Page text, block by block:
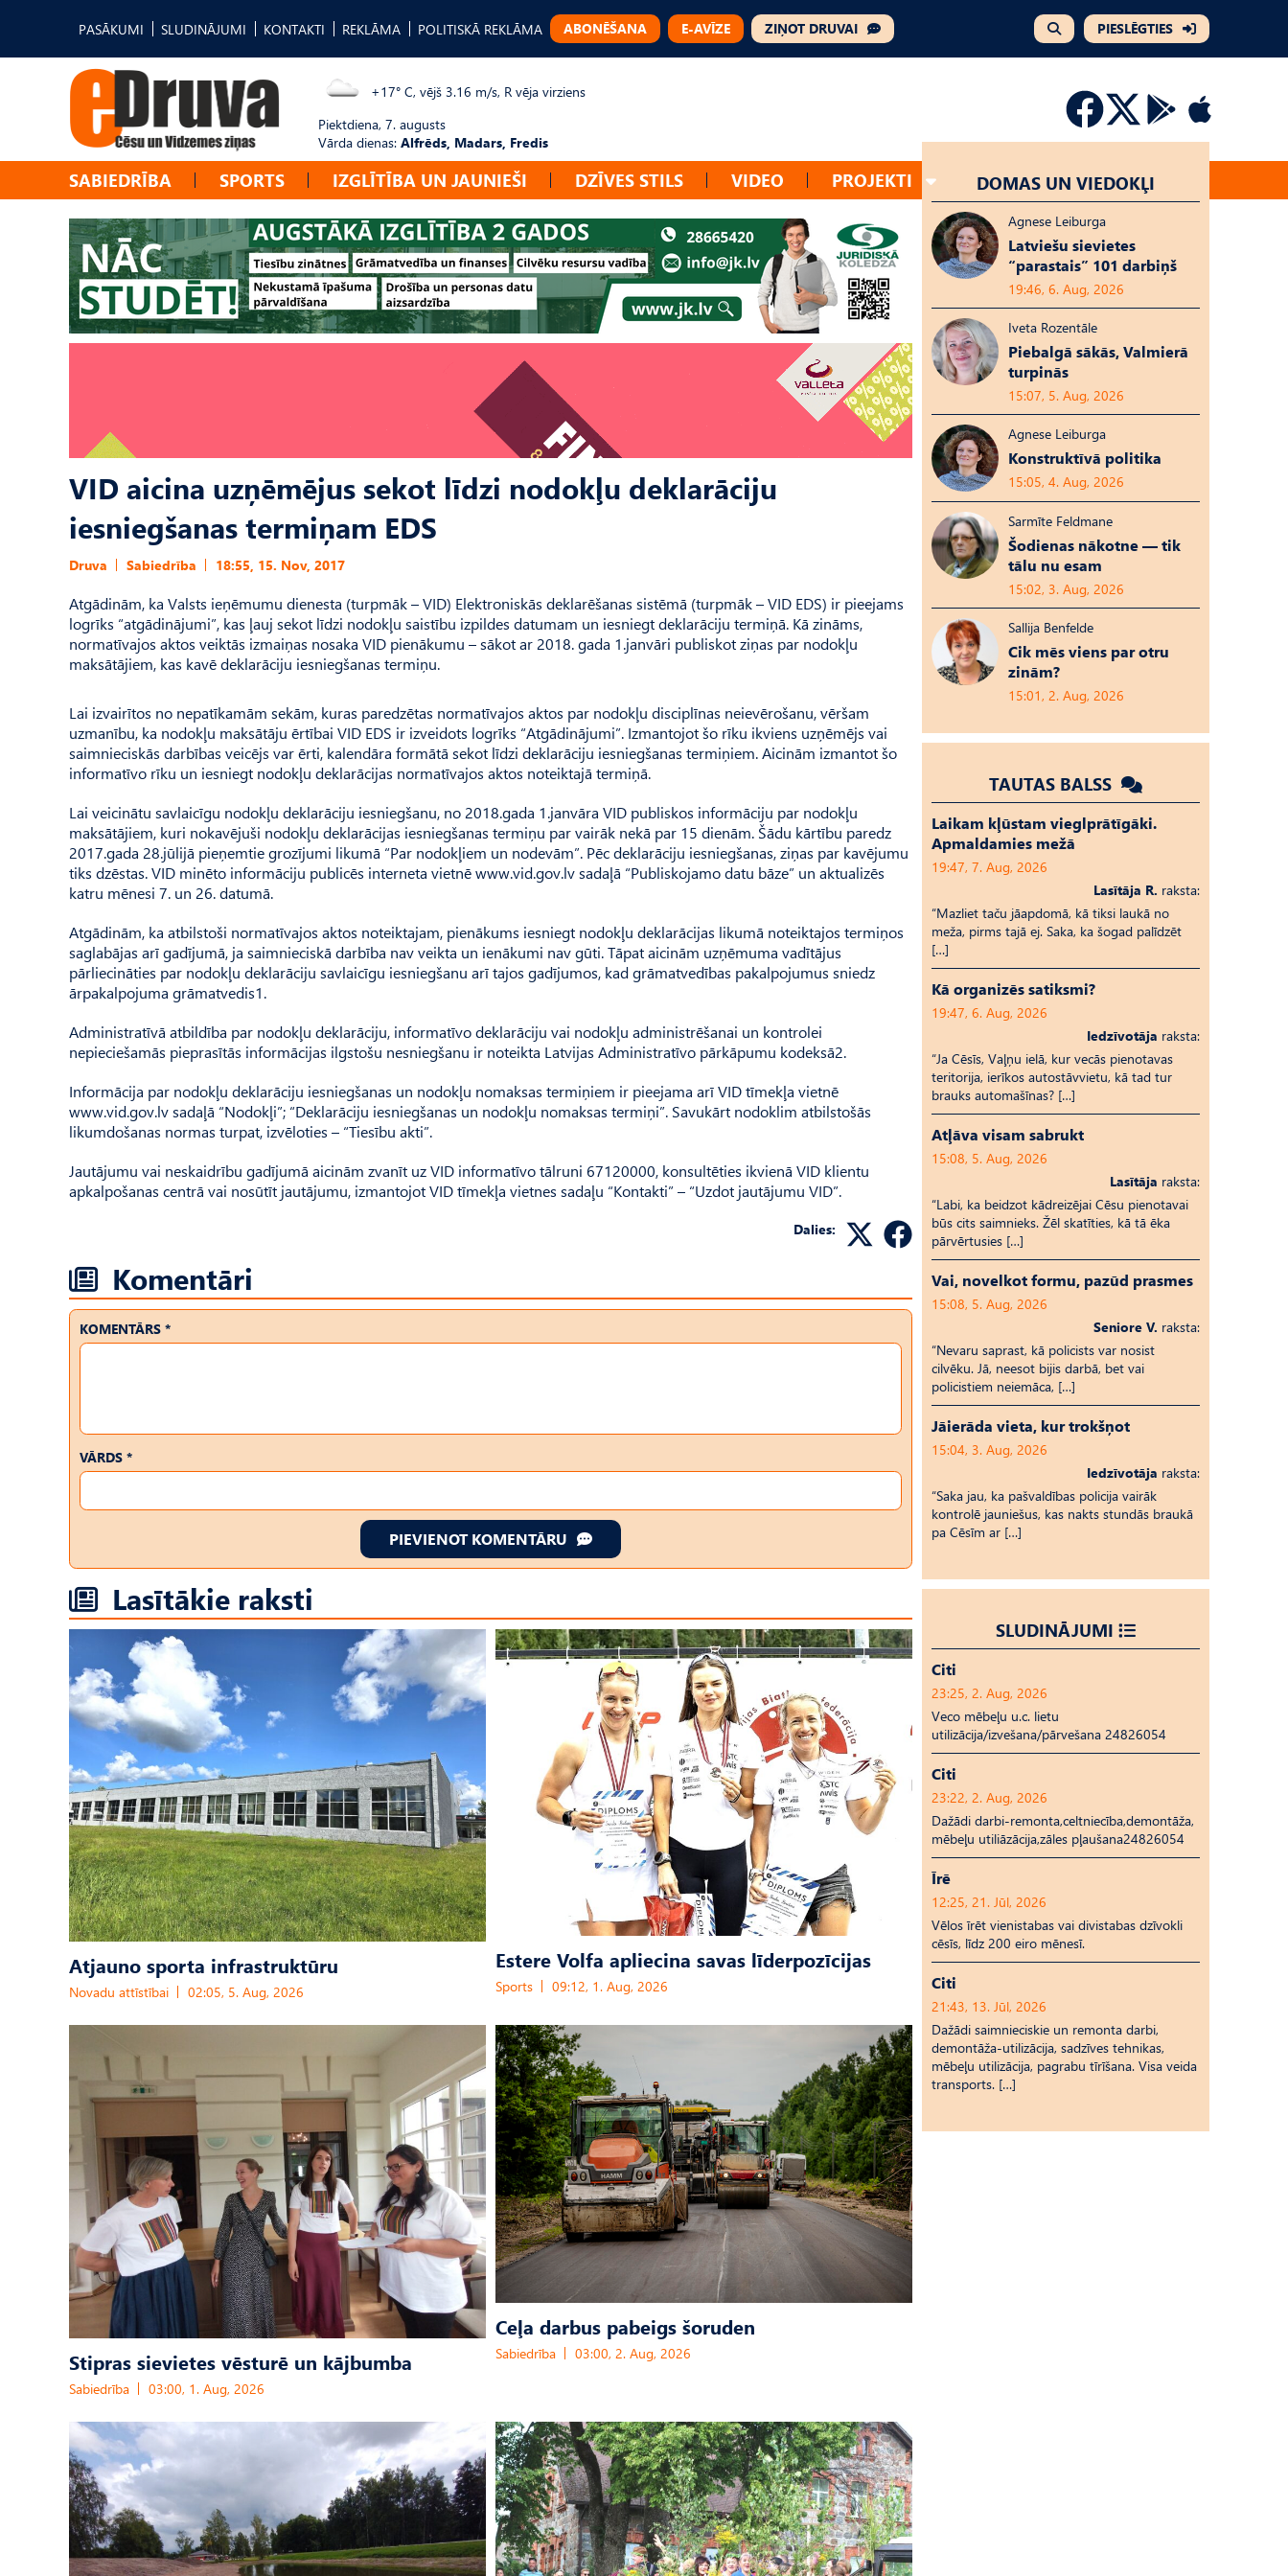
PASĀKUMI SLUDINĀJUMI KONTAKTI REKLĀMA POLITISKĀ REKLĀMA ABONĒŠANA E-AVĪZE ZIŅOT DRUVAI PIESLĒGTIES
+17° C, vējš 3.16 m/s, R vēja virziens
Piektdiena, 7. augusts
Vārda dienas: Alfrēds, Madars, Fredis
SABIEDRĪBA SPORTS IZGLĪTĪBA UN JAUNIEŠI DZĪVES STILS VIDEO PROJEKTI
VID aicina uzņēmējus sekot līdzi nodokļu deklarāciju
iesniegšanas termiņam EDS
Druva Sabiedrība 18:55, 15. Nov, 2017
Atgādinām, ka Valsts ieņēmumu dienesta (turpmāk – VID) Elektroniskās deklarēšanas sistēmā (turpmāk – VID EDS) ir pieejams
logrīks “atgādinājumi”, kas ļauj sekot līdzi nodokļu saistību izpildes datumam un iesniegt deklarāciju termiņā. Kā zināms,
normatīvajos aktos veiktās izmaiņas nosaka VID pienākumu – sākot ar 2018. gada 1.janvāri publiskot ziņas par nodokļu
maksātājiem, kas kavē deklarāciju iesniegšanas termiņu.
Lai izvairītos no nepatīkamām sekām, kuras paredzētas normatīvajos aktos par nodokļu disciplīnas neievērošanu, vēršam
uzmanību, ka nodokļu maksātāju ērtībai VID EDS ir izveidots logrīks “Atgādinājumi”. Izmantojot šo rīku ikviens uzņēmējs vai
saimnieciskās darbības veicējs var ērti, kalendāra formātā sekot līdzi deklarāciju iesniegšanas termiņiem. Aicinām izmantot šo
informatīvo rīku un iesniegt nodokļu deklarācijas normatīvajos aktos noteiktajā termiņā.
Lai veicinātu savlaicīgu nodokļu deklarāciju iesniegšanu, no 2018.gada 1.janvāra VID publiskos informāciju par nodokļu
maksātājiem, kuri nokavējuši nodokļu deklarācijas iesniegšanas termiņu par vairāk nekā par 15 dienām. Šādu kārtību paredz
2017.gada 28.jūlijā pieņemtie grozījumi likumā “Par nodokļiem un nodevām”. Pēc deklarāciju iesniegšanas, ziņas par kavējumu
tiks dzēstas. VID minēto informāciju publicēs interneta vietnē www.vid.gov.lv sadaļā “Publiskojamo datu bāze” un aktualizēs
katru mēnesi 7. un 26. datumā.
Atgādinām, ka atbilstoši normatīvajos aktos noteiktajam, pienākums iesniegt nodokļu deklarācijas likumā noteiktajos termiņos
saglabājas arī gadījumā, ja saimnieciskā darbība nav veikta un ienākumi nav gūti. Tāpat aicinām uzņēmuma vadītājus
pārliecināties par nodokļu deklarāciju savlaicīgu iesniegšanu arī tajos gadījumos, kad grāmatvedības pakalpojumus sniedz
ārpakalpojuma grāmatvedis1.
Administratīvā atbildība par nodokļu deklarāciju, informatīvo deklarāciju vai nodokļu administrēšanai un kontrolei
nepieciešamās pieprasītās informācijas ilgstošu nesniegšanu ir noteikta Latvijas Administratīvo pārkāpumu kodeksā2.
Informācija par nodokļu deklarāciju iesniegšanas un nodokļu nomaksas termiņiem ir pieejama arī VID tīmekļa vietnē
www.vid.gov.lv sadaļā “Nodokļi”; “Deklarāciju iesniegšanas un nodokļu nomaksas termiņi”. Savukārt nodoklim atbilstošās
likumdošanas normas turpat, izvēloties – “Tiesību akti”.
Jautājumu vai neskaidrību gadījumā aicinām zvanīt uz VID informatīvo tālruni 67120000, konsultēties ikvienā VID klientu
apkalpošanas centrā vai nosūtīt jautājumu, izmantojot VID tīmekļa vietnes sadaļu “Kontakti” – “Uzdot jautājumu VID”.
Dalies:
Komentāri
KOMENTĀRS *
VĀRDS *
PIEVIENOT KOMENTĀRU
Lasītākie raksti
Atjauno sporta infrastruktūru
Novadu attīstībai 02:05, 5. Aug, 2026
Estere Volfa apliecina savas līderpozīcijas
Sports 09:12, 1. Aug, 2026
Stipras sievietes vēsturē un kājbumba
Sabiedrība 03:00, 1. Aug, 2026
Ceļa darbus pabeigs šoruden
Sabiedrība 03:00, 2. Aug, 2026
DOMAS UN VIEDOKĻI
Agnese Leiburga
Latviešu sievietes
“parastais” 101 darbiņš
19:46, 6. Aug, 2026
Iveta Rozentāle
Piebalgā sākās, Valmierā
turpinās
15:07, 5. Aug, 2026
Agnese Leiburga
Konstruktīvā politika
15:05, 4. Aug, 2026
Sarmīte Feldmane
Šodienas nākotne — tik
tālu nu esam
15:02, 3. Aug, 2026
Sallija Benfelde
Cik mēs viens par otru
zinām?
15:01, 2. Aug, 2026
TAUTAS BALSS
Laikam kļūstam vieglprātīgāki.
Apmaldamies mežā
19:47, 7. Aug, 2026
Lasītāja R. raksta:
“Mazliet taču jāapdomā, kā tiksi laukā no
meža, pirms tajā ej. Saka, ka šogad palīdzēt
[…]
Kā organizēs satiksmi?
19:47, 6. Aug, 2026
Iedzīvotāja raksta:
“Ja Cēsīs, Vaļņu ielā, kur vecās pienotavas
teritorija, ierīkos autostāvvietu, kā tad tur
brauks automašīnas? […]
Atļāva visam sabrukt
15:08, 5. Aug, 2026
Lasītāja raksta:
“Labi, ka beidzot kādreizējai Cēsu pienotavai
būs cits saimnieks. Žēl skatīties, kā tā ēka
pārvērtusies […]
Vai, novelkot formu, pazūd prasmes
15:08, 5. Aug, 2026
Seniore V. raksta:
“Nevaru saprast, kā policists var nosist
cilvēku. Jā, neesot bijis darbā, bet vai
policistiem neiemāca, […]
Jāierāda vieta, kur trokšņot
15:04, 3. Aug, 2026
Iedzīvotāja raksta:
“Saka jau, ka pašvaldības policija vairāk
kontrolē jauniešus, kas nakts stundās braukā
pa Cēsīm ar […]
SLUDINĀJUMI
Citi
23:25, 2. Aug, 2026
Veco mēbeļu u.c. lietu
utilizācija/izvešana/pārvešana 24826054
Citi
23:22, 2. Aug, 2026
Dažādi darbi-remonta,celtniecība,demontāža,
mēbeļu utiliāzācija,zāles pļaušana24826054
Īrē
12:25, 21. Jūl, 2026
Vēlos īrēt vienistabas vai divistabas dzīvokli
cēsīs, līdz 200 eiro mēnesī.
Citi
21:43, 13. Jūl, 2026
Dažādi saimnieciskie un remonta darbi,
demontāža-utilizācija, sadzīves tehnikas,
mēbeļu utilizācija, pagrabu tīrīšana. Visa veida
transports. […]